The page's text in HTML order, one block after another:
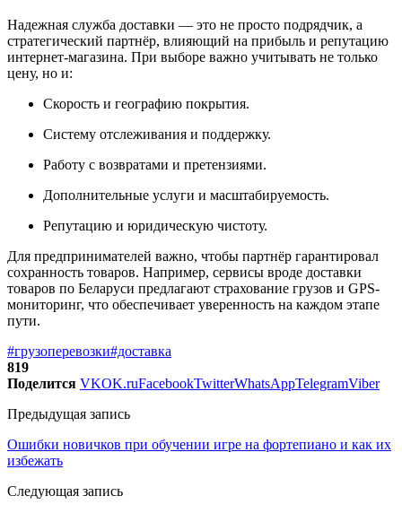
Надежная служба доставки — это не просто подрядчик, а
стратегический партнёр, влияющий на прибыль и репутацию
интернет-магазина. При выборе важно учитывать не только
цену, но и:
Скорость и географию покрытия.
Систему отслеживания и поддержку.
Работу с возвратами и претензиями.
Дополнительные услуги и масштабируемость.
Репутацию и юридическую чистоту.
Для предпринимателей важно, чтобы партнёр гарантировал
сохранность товаров. Например, сервисы вроде доставки
товаров по Беларуси предлагают страхование грузов и GPS-
мониторинг, что обеспечивает уверенность на каждом этапе
пути.
#грузоперевозки#доставка
819
Поделится VKOK.ruFacebookTwitterWhatsAppTelegramViber
Предыдущая запись
Ошибки новичков при обучении игре на фортепиано и как их
избежать
Следующая запись